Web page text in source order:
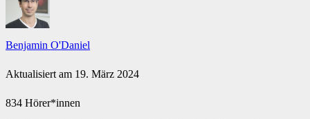
Benjamin O'Daniel
Aktualisiert am 19. März 2024
834 Hörer*innen